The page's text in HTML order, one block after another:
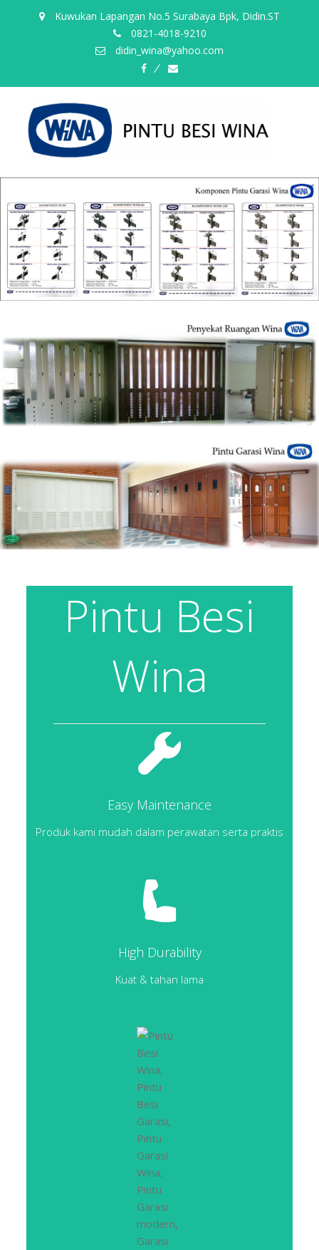
Kuwukan Lapangan No.5 Surabaya Bpk, Didin.ST
0821-4018-9210
didin_wina@yahoo.com
fb email
Pintu Besi
Wina
Easy Maintenance
Produk kami mudah dalam perawatan serta praktis
High Durability
Kuat & tahan lama